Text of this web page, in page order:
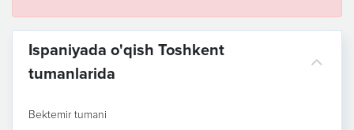
Ispaniyada o'qish Toshkent
tumanlarida
Bektemir tumani